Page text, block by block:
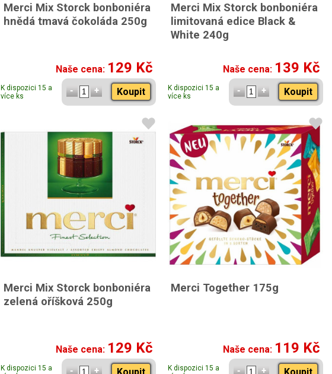
Merci Mix Storck bonboniéra
hnědá tmavá čokoláda 250g
Naše cena: 129 Kč
K dispozici 15 a
více ks
Koupit
Merci Mix Storck bonboniéra
limitovaná edice Black &
White 240g
Naše cena: 139 Kč
K dispozici 15 a
více ks
Koupit
Merci Mix Storck bonboniéra
zelená oříšková 250g
Naše cena: 129 Kč
K dispozici 15 a
Merci Together 175g
Naše cena: 119 Kč
K dispozici 15 a